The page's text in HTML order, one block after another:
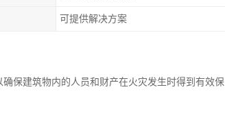
可提供解决方案
保建筑物内的人员和财产在火灾发生时得到有效保